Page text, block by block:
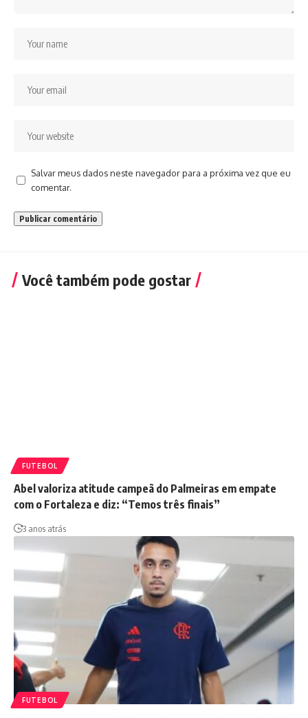
Salvar meus dados neste navegador para a próxima vez que eu
comentar.
Você também pode gostar
FUTEBOL
Abel valoriza atitude campeã do Palmeiras em empate
com o Fortaleza e diz: “Temos três finais”
3 anos atrás
FUTEBOL